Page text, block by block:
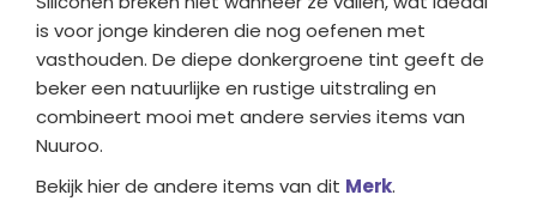
is voor jonge kinderen die nog oefenen met
vasthouden. De diepe donkergroene tint geeft de
beker een natuurlijke en rustige uitstraling en
combineert mooi met andere servies items van
Nuuroo.
Bekijk hier de andere items van dit Merk.